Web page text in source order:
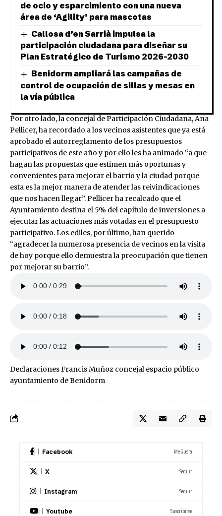
de ocio y esparcimiento con una nueva
área de ‘Agility’ para mascotas
Callosa d’en Sarrià impulsa la
participación ciudadana para diseñar su
Plan Estratégico de Turismo 2026-2030
Benidorm ampliará las campañas de
control de ocupación de sillas y mesas en
la vía pública
Por otro lado, la concejal de Participación Ciudadana, Ana
Pellicer, ha recordado a los vecinos asistentes que ya está
aprobado el autorreglamento de los presupuestos
participativos de este año y por ello les ha animado “a que
hagan las propuestas que estimen más oportunas y
convenientes para mejorar el barrio y la ciudad porque
esta es la mejor manera de atender las reivindicaciones
que nos hacen llegar”. Pellicer ha recalcado que el
Ayuntamiento destina el 5% del capítulo de inversiones a
ejecutar las actuaciones más votadas en el presupuesto
participativo. Los ediles, por último, han querido
“agradecer la numerosa presencia de vecinos en la visita
de hoy porque ello demuestra la preocupación que tienen
por mejorar su barrio”.
Declaraciones Francis Muñoz concejal espacio público
ayuntamiento de Benidorm
Facebook Me Gusta
X Seguir
Instagram Seguir
Youtube Suscribirse